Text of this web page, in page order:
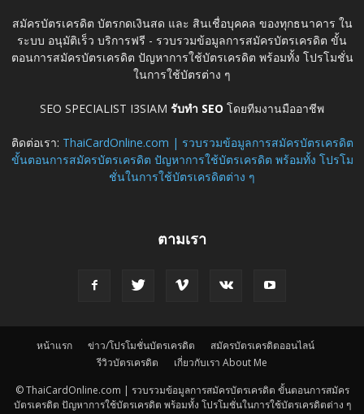
สมัครบัตรเครดิต บัตรกดเงินสด และ สินเชื่อบุคคล ของทุกธนาคาร ใน
ระบบ อนุมัติเร็ว บริการฟรี - รวบรวมข้อมูลการสมัครบัตรเครดิต ขั้น
ตอนการสมัครบัตรเครดิต ปัญหาการใช้บัตรเครดิต พร้อมทั้ง โปรโมชั่น
ในการใช้บัตรต่าง ๆ
SEO SPECIALIST I3SIAM รับทำ SEO โดยทีมงานมืออาชีพ
ติดต่อเรา: ThaiCardOnline.com | รวบรวมข้อมูลการสมัครบัตรเครดิต
ขั้นตอนการสมัครบัตรเครดิต ปัญหาการใช้บัตรเครดิต พร้อมทั้ง โปรโม
ชั่นในการใช้บัตรเครดิตต่าง ๆ
ตามเรา
หน้าแรก ข่าว/โปรโมชั่นบัตรเครดิต
สมัครบัตรเครดิตออนไลน์
รีวิวบัตรเครดิต
เกี่ยวกับเรา About Me
© ThaiCardOnline.com | รวบรวมข้อมูลการสมัครบัตรเครดิต ขั้นตอนการสมัคร
บัตรเครดิต ปัญหาการใช้บัตรเครดิต พร้อมทั้ง โปรโมชั่นในการใช้บัตรเครดิตต่าง ๆ